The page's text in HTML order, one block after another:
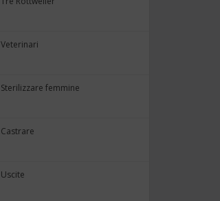
Veterinari
Sterilizzare femmine
Castrare
Uscite